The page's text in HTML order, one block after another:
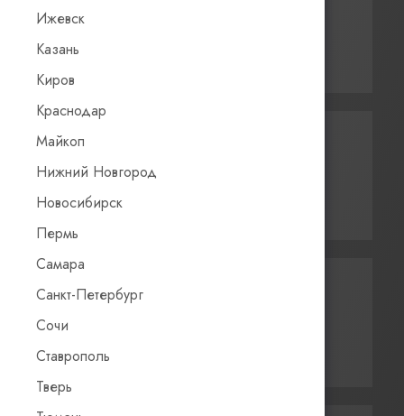
Ижевск
Казань
Киров
Краснодар
Майкоп
Нижний Новгород
Новосибирск
Пермь
Самара
Санкт-Петербург
Сочи
Ставрополь
Тверь
Интернет-магазины
Производители
Деревянных домов
Профессиональные
Строители